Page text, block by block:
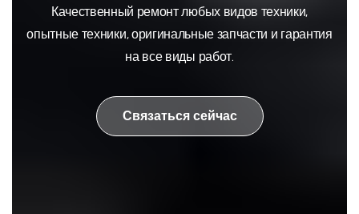
Качественный ремонт любых видов техники,
опытные техники, оригинальные запчасти и гарантия
на все виды работ.
Связаться сейчас